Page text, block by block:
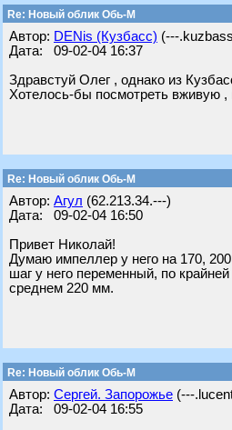
Re: Новый облик Обь-М
Автор: DENis (Кузбасс) (---
Дата: 09-02-04 16:37
Здравстуй Олег , однако из
Хотелось-бы посмотреть вживую
Re: Новый облик Обь-М
Автор: Агул (62.213.34.---)
Дата: 09-02-04 16:50
Привет Николай!
Думаю импеллер у него на 170,
шаг у него переменный, по
среднем 220 мм.
Re: Новый облик Обь-М
Автор: Сергей. Запорожье (---
Дата: 09-02-04 16:55